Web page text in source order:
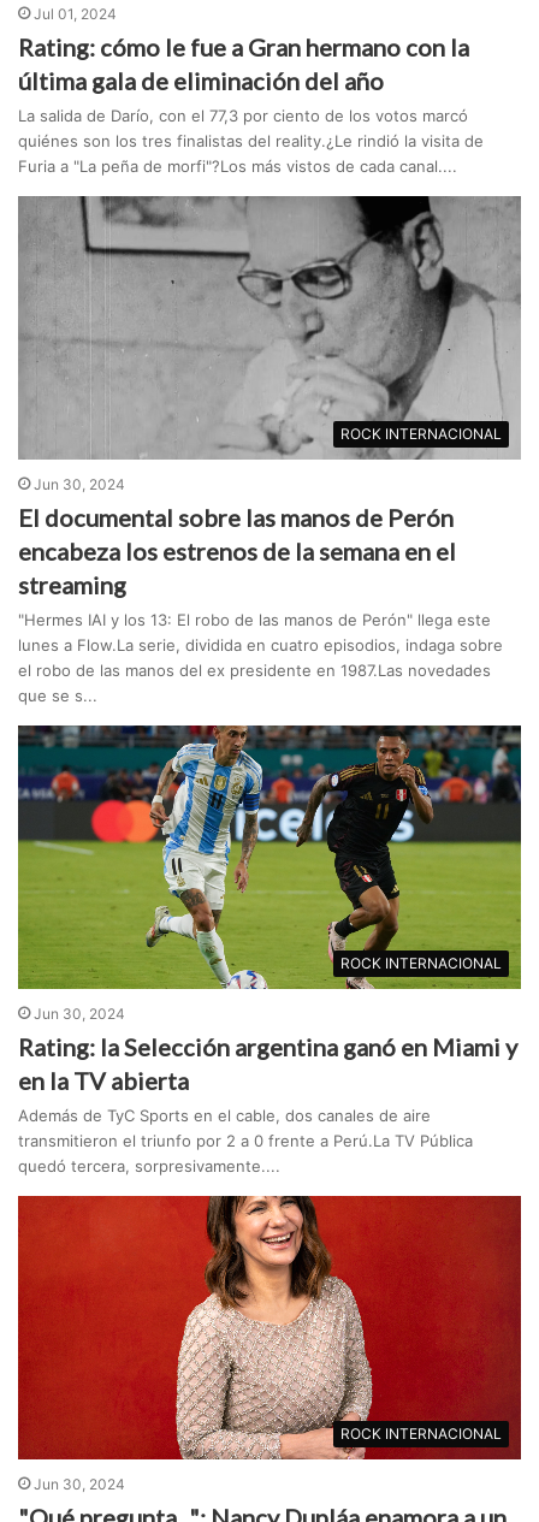
Jul 01, 2024
Rating: cómo le fue a Gran hermano con la
última gala de eliminación del año
La salida de Darío, con el 77,3 por ciento de los votos marcó
quiénes son los tres finalistas del reality.¿Le rindió la visita de
Furia a "La peña de morfi"?Los más vistos de cada canal....
ROCK INTERNACIONAL
Jun 30, 2024
El documental sobre las manos de Perón
encabeza los estrenos de la semana en el
streaming
"Hermes IAI y los 13: El robo de las manos de Perón" llega este
lunes a Flow.La serie, dividida en cuatro episodios, indaga sobre
el robo de las manos del ex presidente en 1987.Las novedades
que se s...
ROCK INTERNACIONAL
Jun 30, 2024
Rating: la Selección argentina ganó en Miami y
en la TV abierta
Además de TyC Sports en el cable, dos canales de aire
transmitieron el triunfo por 2 a 0 frente a Perú.La TV Pública
quedó tercera, sorpresivamente....
ROCK INTERNACIONAL
Jun 30, 2024